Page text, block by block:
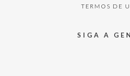
TERMOS DE
SIGA A